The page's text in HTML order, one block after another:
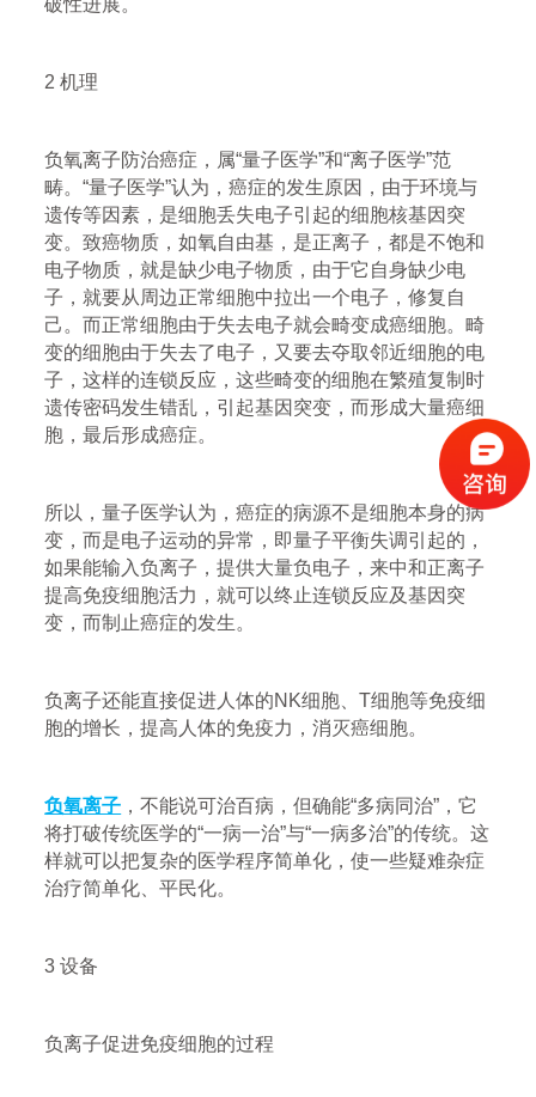
破性进展。
2 机理
负氧离子防治癌症，属“量子医学”和“离子医学”范
畴。“量子医学”认为，癌症的发生原因，由于环境与
遗传等因素，是细胞丢失电子引起的细胞核基因突
变。致癌物质，如氧自由基，是正离子，都是不饱和
电子物质，就是缺少电子物质，由于它自身缺少电
子，就要从周边正常细胞中拉出一个电子，修复自
己。而正常细胞由于失去电子就会畸变成癌细胞。畸
变的细胞由于失去了电子，又要去夺取邻近细胞的电
子，这样的连锁反应，这些畸变的细胞在繁殖复制时
遗传密码发生错乱，引起基因突变，而形成大量癌细
胞，最后形成癌症。
所以，量子医学认为，癌症的病源不是细胞本身的病
变，而是电子运动的异常，即量子平衡失调引起的，
如果能输入负离子，提供大量负电子，来中和正离子
提高免疫细胞活力，就可以终止连锁反应及基因突
变，而制止癌症的发生。
负离子还能直接促进人体的NK细胞、T细胞等免疫细
胞的增长，提高人体的免疫力，消灭癌细胞。
负氧离子 ，不能说可治百病，但确能“多病同治”，它
将打破传统医学的“一病一治”与“一病多治”的传统。这
样就可以把复杂的医学程序简单化，使一些疑难杂症
治疗简单化、平民化。
3 设备
负离子促进免疫细胞的过程